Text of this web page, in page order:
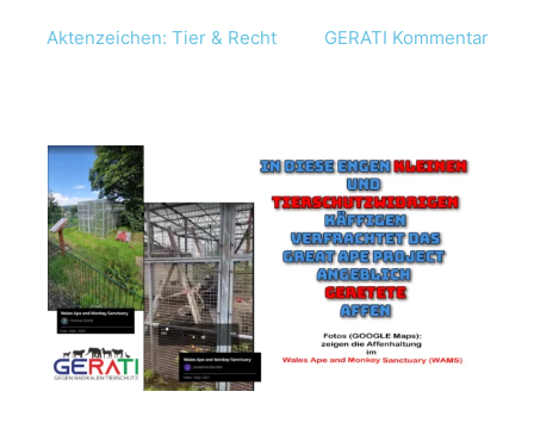
Aktenzeichen: Tier & Recht GERATI Kommentar